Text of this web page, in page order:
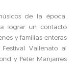
de la época,
lograr un contacto
y familias enteras
Vallenato al
y Peter Manjarrés